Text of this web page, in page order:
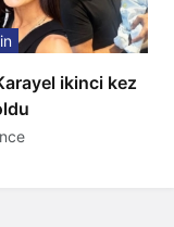
ikinci kez